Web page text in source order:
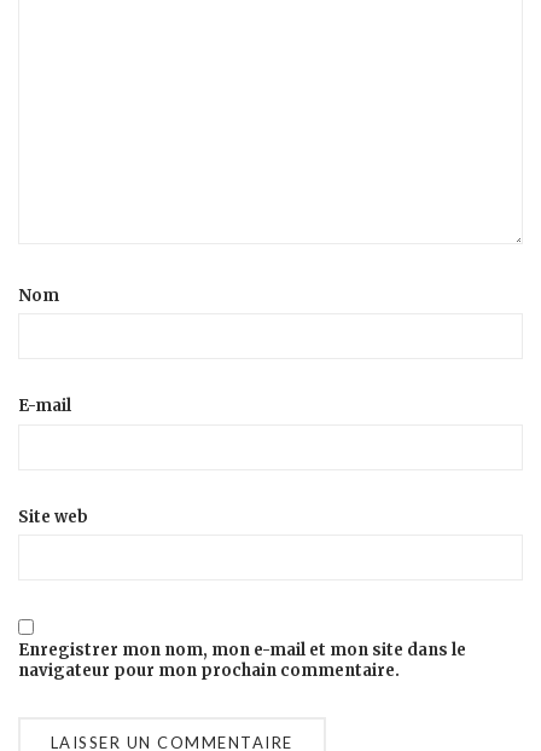
Nom
E-mail
Site web
Enregistrer mon nom, mon e-mail et mon site dans le
navigateur pour mon prochain commentaire.